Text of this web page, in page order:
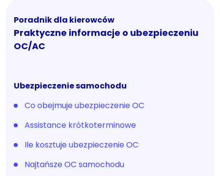
Poradnik dla kierowców
Praktyczne informacje o ubezpieczeniu
OC/AC
Ubezpieczenie samochodu
Co obejmuje ubezpieczenie OC
Assistance krótkoterminowe
Ile kosztuje ubezpieczenie OC
Najtańsze OC samochodu